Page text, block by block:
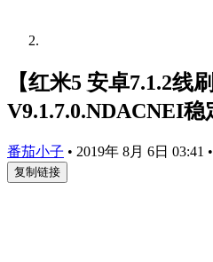
【红米5 安卓7.1.2线
V9.1.7.0.NDACNEI
番茄小子 • 2019年 8月 6日 03:41 •
复制链接